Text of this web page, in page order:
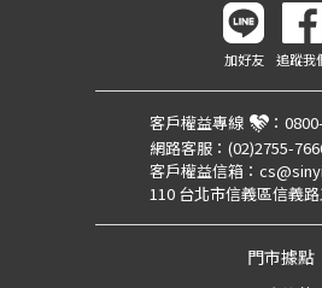
加好友 追蹤我
客戶權益專線 ：
網路客服： (02)2755-
客戶權益信箱：
110 台北市信義區信義
門市據點